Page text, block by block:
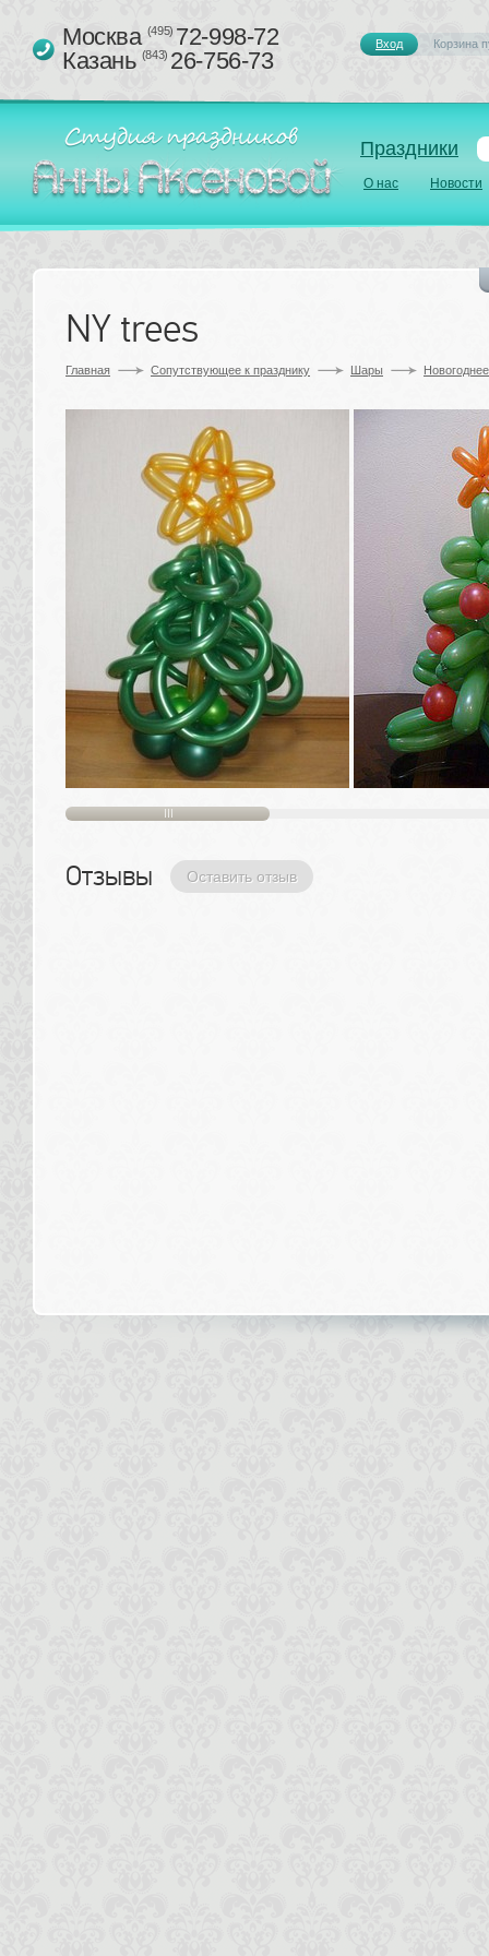
Праздники
О нас Новости
Москва (495)72-998-72
Казань (843)26-756-73
Вход Корзина
NY trees
Главная Сопутствующее к празднику Шары
Отзывы Оставить отзыв